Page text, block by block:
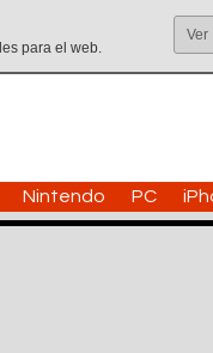
para el web.
Ver
Nintendo PC